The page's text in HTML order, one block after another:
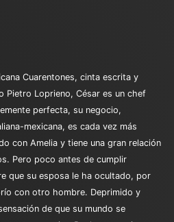
Cuarentones, cinta escrita y
Pietro Loprieno, César es un chef
perfecta, su negocio,
mexicana, es cada vez más
con Amelia y tiene una gran relación
Pero poco antes de cumplir
que su esposa le ha ocultado, por
con otro hombre. Deprimido y
de que su mundo se